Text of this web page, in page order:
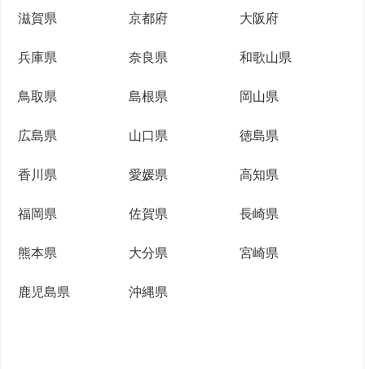
滋賀県 京都府 大阪府
兵庫県 奈良県 和歌山県
鳥取県 島根県 岡山県
広島県 山口県 徳島県
香川県 愛媛県 高知県
福岡県 佐賀県 長崎県
熊本県 大分県 宮崎県
鹿児島県 沖縄県